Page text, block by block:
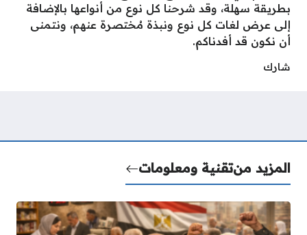
بطريقة سهلة، وقد شرحنا كل نوع من أنواعها بالإضافة
إلى عرض لغات كل نوع ونبذة مُختصرة عنهم، ونتمنى
أن نكون قد أفدناكم.
شارك
المزيد منتقنية ومعلومات